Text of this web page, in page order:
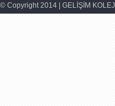
© Copyright 2014 | GELİŞİM KOLEJİ